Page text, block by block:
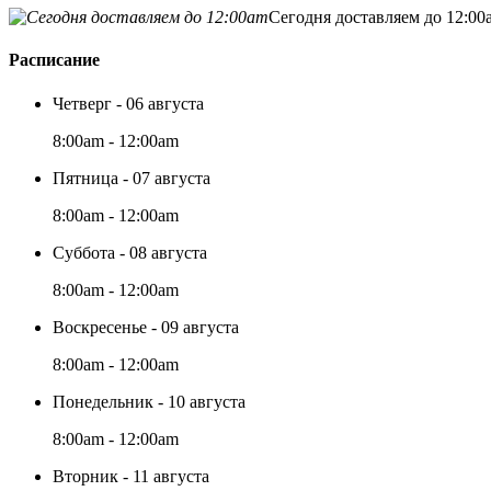
Сегодня доставляем до
Расписание
Четверг - 06 августа
8:00am - 12:00am
Пятница - 07 августа
8:00am - 12:00am
Суббота - 08 августа
8:00am - 12:00am
Воскресенье - 09 августа
8:00am - 12:00am
Понедельник - 10 августа
8:00am - 12:00am
Вторник - 11 августа